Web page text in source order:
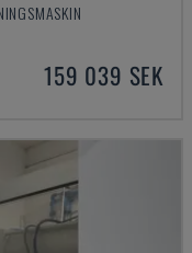
159 039 SEK